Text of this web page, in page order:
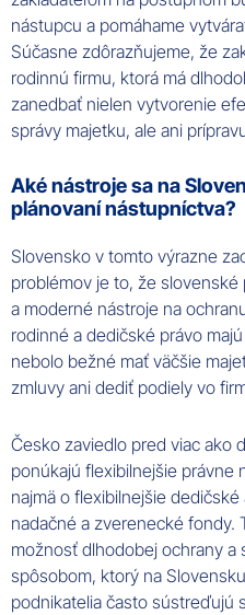
nástupcu a pomáhame
Súčasne zdôrazňujeme, že
rodinnú firmu, ktorá má
zanedbať nielen vytvorenie
správy majetku, ale ani
Aké nástroje sa na
plánovaní nástupníctva?
Slovensko v tomto výrazne
problémov je to, že
a moderné nástroje na
rodinné a dedičské právo
nebolo bežné mať väčšie
zmluvy ani dediť podiely vo
Česko zaviedlo pred viac ako
ponúkajú flexibilnejšie právne
najmä o flexibilnejšie
nadačné a zverenecké fondy.
možnosť dlhodobej ochrany a
spôsobom, ktorý na
podnikatelia často sústreďujú